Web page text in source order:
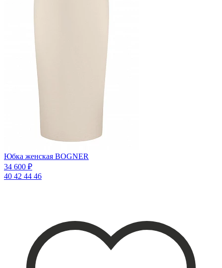
Юбка женская BOGNER
34 600 ₽
40 42 44 46